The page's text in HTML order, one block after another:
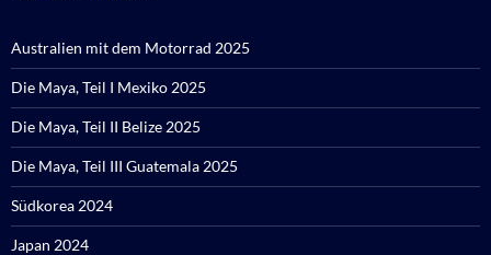
Australien mit dem Motorrad 2025
Die Maya, Teil I Mexiko 2025
Die Maya, Teil II Belize 2025
Die Maya, Teil III Guatemala 2025
Südkorea 2024
Japan 2024